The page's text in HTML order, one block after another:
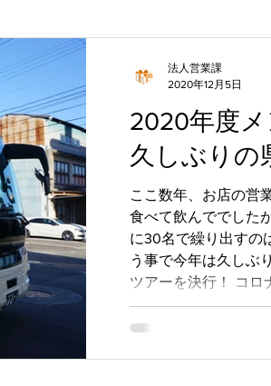
2020年度
久しぶりの
ここ数年、お店の営
食べて飲んででした
に30名で繰り出すの
う事で今年は久しぶ
ツアーを決行！ コロ
ｏトラベルキャンペ
法人営業課
2020年12月5日